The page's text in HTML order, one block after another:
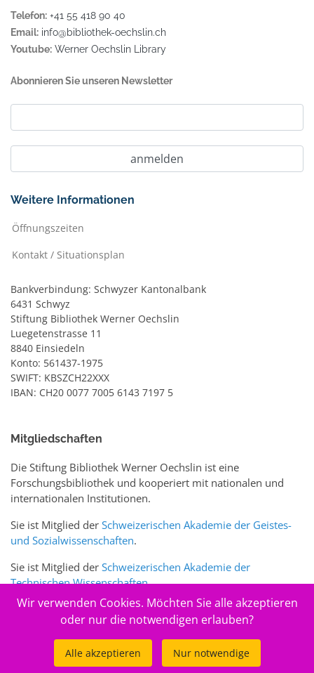
Telefon: +41 55 418 90 40
Email: info@bibliothek-oechslin.ch
Youtube: Werner Oechslin Library
Abonnieren Sie unseren Newsletter
Weitere Informationen
Öffnungszeiten
Kontakt / Situationsplan
Bankverbindung: Schwyzer Kantonalbank
6431 Schwyz
Stiftung Bibliothek Werner Oechslin
Luegetenstrasse 11
8840 Einsiedeln
Konto: 561437-1975
SWIFT: KBSZCH22XXX
IBAN: CH20 0077 7005 6143 7197 5
Mitgliedschaften
Die Stiftung Bibliothek Werner Oechslin ist eine
Forschungsbibliothek und kooperiert mit nationalen und
internationalen Institutionen.
Sie ist Mitglied der Schweizerischen Akademie der Geistes-
und Sozialwissenschaften.
Sie ist Mitglied der Schweizerischen Akademie der
Technischen Wissenschaften.
Sie ist zudem Mitglied des Schweizer Portalswww.sciences-
Wir verwenden Cookies. Möchten Sie alle akzeptieren
oder nur die notwendigen erlauben?
Alle akzeptieren Nur notwendige